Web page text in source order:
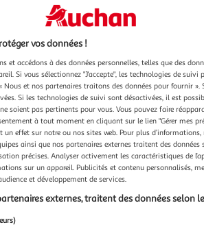
vos données !
et accédons à des données personnelles, telles que des
Si vous sélectionnez "J'accepte", les technologies de suivi
et nos partenaires traitons des données pour fournir ».
Si les technologies de suivi sont désactivées, il est
soient pas pertinents pour vous. Vous pouvez faire
à tout moment en cliquant sur le lien "Gérer mes
un effet sur notre ou nos sites web. Pour plus
ainsi que nos partenaires externes traitent des données
précises. Analyser activement les caractéristiques de
sur un appareil. Publicités et contenu personnalisés,
et développement de services.
externes, traitent des données selon